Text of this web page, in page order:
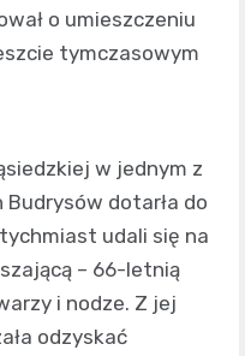
o umieszczeniu
tymczasowym
w jednym z
dotarła do
udali się na
– 66-letnią
i nodze. Z jej
odzyskać